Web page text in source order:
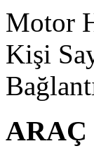
Motor
Kişi